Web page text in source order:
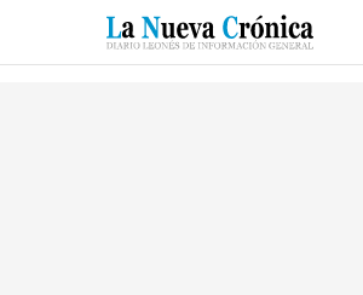
SUCESOS CULTURAS ESPECIALES